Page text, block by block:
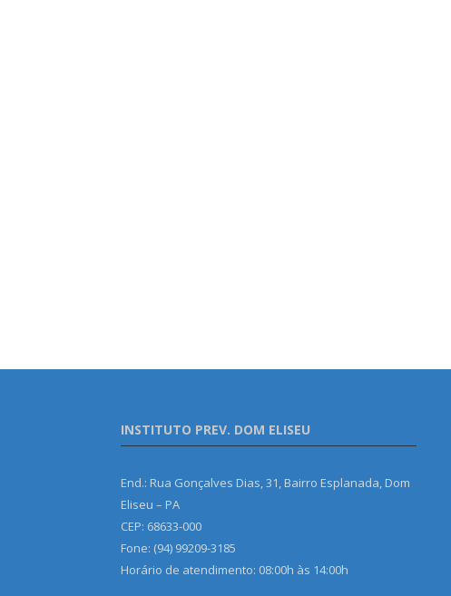
INSTITUTO PREV. DOM ELISEU
End.: Rua Gonçalves Dias, 31, Bairro Esplanada, Dom
Eliseu – PA
CEP: 68633-000
Fone: (94) 99209-3185
Horário de atendimento: 08:00h às 14:00h